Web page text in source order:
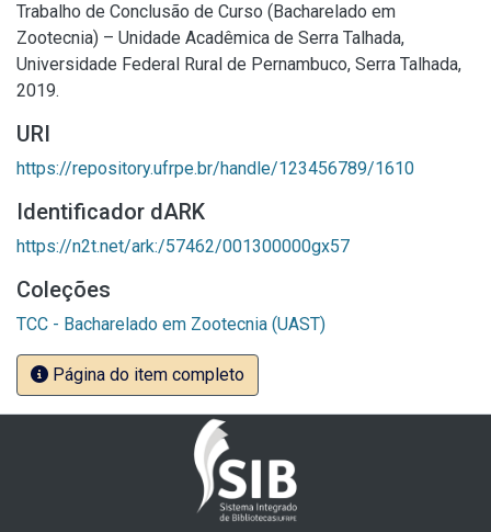
Trabalho de Conclusão de Curso (Bacharelado em
Zootecnia) – Unidade Acadêmica de Serra Talhada,
Universidade Federal Rural de Pernambuco, Serra Talhada,
2019.
URI
https://repository.ufrpe.br/handle/123456789/1610
Identificador dARK
https://n2t.net/ark:/57462/001300000gx57
Coleções
TCC - Bacharelado em Zootecnia (UAST)
Página do item completo